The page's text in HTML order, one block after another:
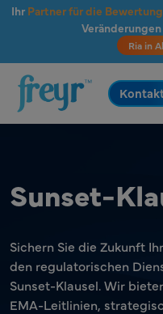
Zum Hauptinhalt springen
Ihr Partner für die
Ria in
.
Sunset-
Sichern Sie die Zukunft
den regulatorischen
Sunset-Klausel. Wir
EMA-Leitlinien,